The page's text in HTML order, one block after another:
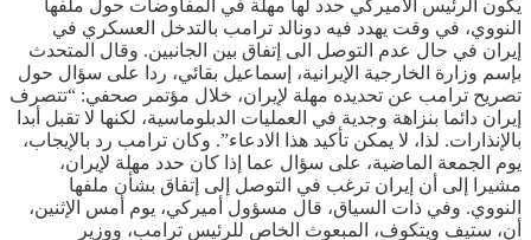
يكون الرئيس الأميركي حدد لها مهلة في المفاوضات حول ملفها
النووي، في وقت يهدد فيه دونالد ترامب بالتدخل العسكري في
إيران في حال عدم التوصل الى إتفاق بين الجانبين. وقال المتحدث
بإسم وزارة الخارجية الإيرانية، إسماعيل بقائي، ردا على سؤال حول
تصريح ترامب عن تحديده مهلة لإيران، خلال مؤتمر صحفي: “تتصرف
إيران دائما بنزاهة وجدية في العمليات الدبلوماسية، لكنها لا تقبل أبدا
بالإنذارات. لذا، لا يمكن تأكيد هذا الادعاء”. وكان ترامب رد بالإيجاب،
يوم الجمعة الماضية، على سؤال عما إذا كان حدد مهلة لإيران،
مشيرا إلى أن إيران ترغب في التوصل إلى إتفاق بشأن ملفها
النووي. وفي ذات السياق، قال ‌مسؤول أميركي، يوم أمس الإثنين،
أن، ستيف ويتكوف، المبعوث الخاص للرئيس ترامب، ‌ووزير